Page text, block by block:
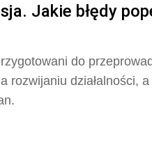
Jakie błędy
do
rozwijaniu działalności,